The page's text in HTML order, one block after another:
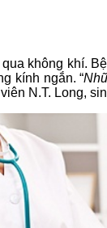
không khí.
kính ngắn. “
N.T. Long,